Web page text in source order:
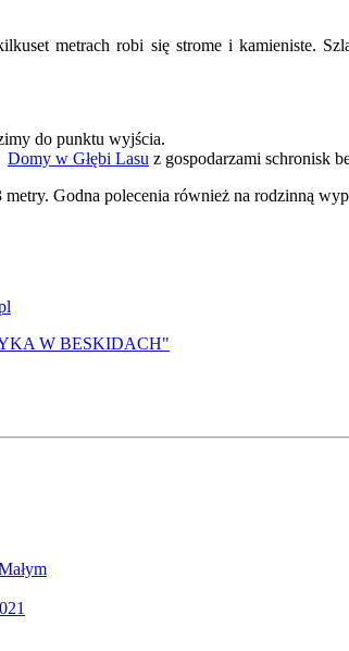
metrach robi się strome i kamieniste.
do punktu wyjścia.
Domy w Głębi Lasu z gospodarzami schronisk
metry. Godna polecenia również na rodzinną
W BESKIDACH"